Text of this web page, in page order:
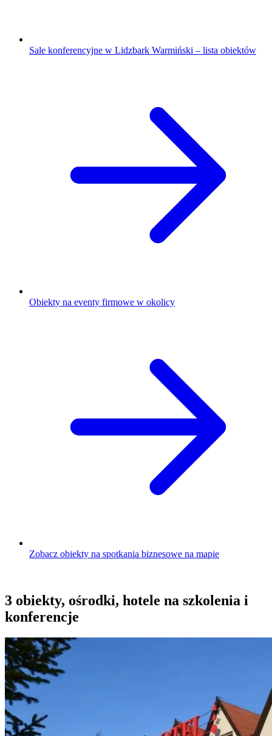
Sale konferencyjne w Lidzbark Warmiński – lista obiektów
Obiekty na eventy firmowe w okolicy
Zobacz obiekty na spotkania biznesowe na mapie
3 obiekty, ośrodki, hotele na szkolenia i
konferencje